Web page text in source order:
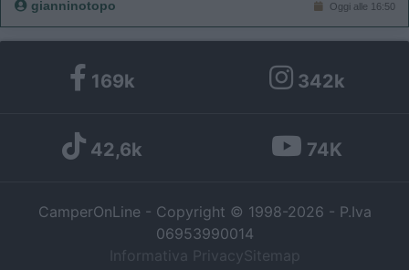
gianninotopo Oggi alle 16:50
169k 342k
42,6k 74K
CamperOnLine - Copyright © 1998-2026 - P.Iva
06953990014
Informativa Privacy Sitemap